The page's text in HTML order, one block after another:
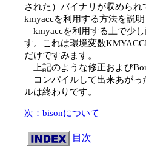
された）バイナリが収めら
kmyaccを利用する方法を説明
kmyaccを利用する上で少
す。これは環境変数
だけですみます。
上記のような修正および
コンパイルして出来あがっ
ルは終わりです。
次：bisonについて
目次